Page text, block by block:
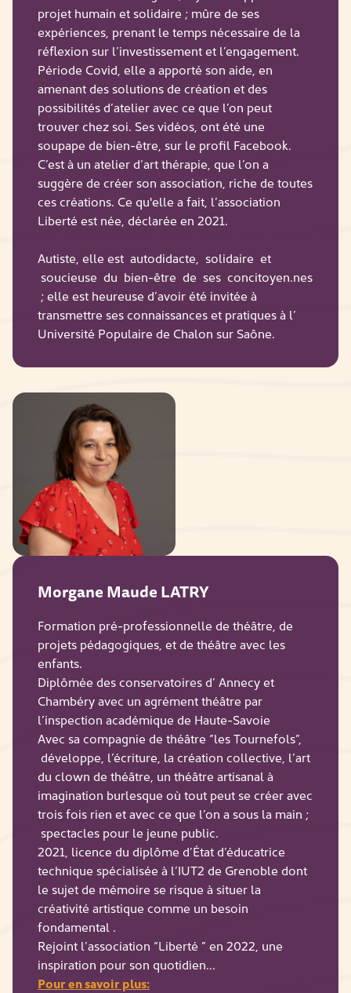
projet humain et solidaire ; mûre de ses
expériences, prenant le temps nécessaire de la
réflexion sur l’investissement et l’engagement.
Période Covid, elle a apporté son aide, en
amenant des solutions de création et des
possibilités d’atelier avec ce que l’on peut
trouver chez soi. Ses vidéos, ont été une
soupape de bien-être, sur le profil Facebook.
C’est à un atelier d’art thérapie, que l’on a
suggère de créer son association, riche de toutes
ces créations. Ce qu'elle a fait, l’association
Liberté est née, déclarée en 2021.
Autiste, elle est autodidacte, solidaire et
soucieuse du bien-être de ses concitoyen.nes
; elle est heureuse d’avoir été invitée à
transmettre ses connaissances et pratiques à l’
Université Populaire de Chalon sur Saône.
Morgane Maude LATRY
Formation pré-professionnelle de théâtre, de
projets pédagogiques, et de théâtre avec les
enfants.
Diplômée des conservatoires d’ Annecy et
Chambéry avec un agrément théâtre par
l’inspection académique de Haute-Savoie
Avec sa compagnie de théâtre “les Tournefols”,
développe, l’écriture, la création collective, l’art
du clown de théâtre, un théâtre artisanal à
imagination burlesque où tout peut se créer avec
trois fois rien et avec ce que l’on a sous la main ;
spectacles pour le jeune public.
2021, licence du diplôme d’État d’éducatrice
technique spécialisée à l’IUT2 de Grenoble dont
le sujet de mémoire se risque à situer la
créativité artistique comme un besoin
fondamental .
Rejoint l’association “Liberté ” en 2022, une
inspiration pour son quotidien...
Pour en savoir plus: